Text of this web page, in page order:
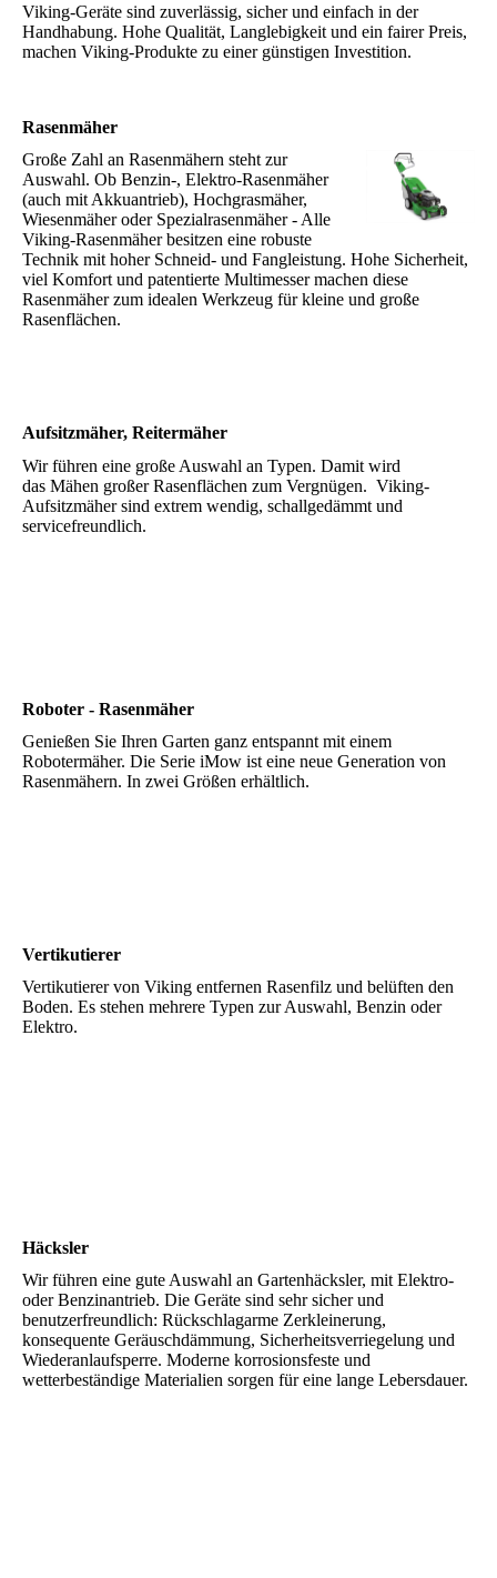
Viking-Geräte sind zuverlässig, sicher und einfach in der
Handhabung. Hohe Qualität, Langlebigkeit und ein fairer Preis,
machen Viking-Produkte zu einer günstigen Investition.
Rasenmäher
Große Zahl an Rasenmähern steht zur
Auswahl. Ob Benzin-, Elektro-Rasenmäher
(auch mit Akkuantrieb), Hochgrasmäher,
Wiesenmäher oder Spezialrasenmäher - Alle
Viking-Rasenmäher besitzen eine robuste
Technik mit hoher Schneid- und Fangleistung. Hohe Sicherheit,
viel Komfort und patentierte Multimesser machen diese
Rasenmäher zum idealen Werkzeug für kleine und große
Rasenflächen.
Aufsitzmäher, Reitermäher
Wir führen eine große Auswahl an Typen. Damit wird
das Mähen großer Rasenflächen zum Vergnügen. Viking-
Aufsitzmäher sind extrem wendig, schallgedämmt und
servicefreundlich.
Roboter - Rasenmäher
Genießen Sie Ihren Garten ganz entspannt mit einem
Robotermäher. Die Serie iMow ist eine neue Generation von
Rasenmähern. In zwei Größen erhältlich.
Vertikutierer
Vertikutierer von Viking entfernen Rasenfilz und belüften den
Boden. Es stehen mehrere Typen zur Auswahl, Benzin oder
Elektro.
Häcksler
Wir führen eine gute Auswahl an Gartenhäcksler, mit Elektro-
oder Benzinantrieb. Die Geräte sind sehr sicher und
benutzerfreundlich: Rückschlagarme Zerkleinerung,
konsequente Geräuschdämmung, Sicherheitsverriegelung und
Wiederanlaufsperre. Moderne korrosionsfeste und
wetterbeständige Materialien sorgen für eine lange Lebersdauer.